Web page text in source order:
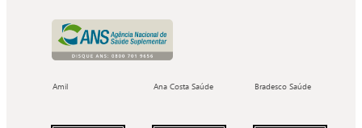
Amil Ana Costa Saúde Bradesco Saúde